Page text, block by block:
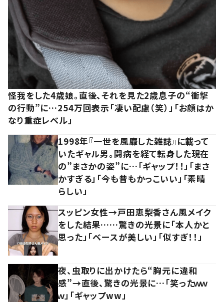
怪我をした4歳娘。直後、それを見た2歳息子の“衝撃
の行動”に…254万回表示「凄い配慮（笑）」「お顔はか
なり重症レベル」
1998年『一世を風靡した雑誌』に載って
いたギャル男。闘病を経て転身した現在
の”まさかの姿”に…「ギャップ！！」「まさ
かすぎる」「今も昔もかっこいい」「素晴
らしい」
スッピン女性→戸田恵梨香さん風メイク
をした結果……驚きの光景に「本人かと
思った」「ベースが美しい」「似すぎ！！」
夜、虫取りに出かけたら“胸元に違和
感”→直後、驚きの光景に…「笑ったｗｗ
ｗ」「ギャップww」